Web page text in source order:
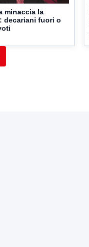
minaccia la
decariani fuori o